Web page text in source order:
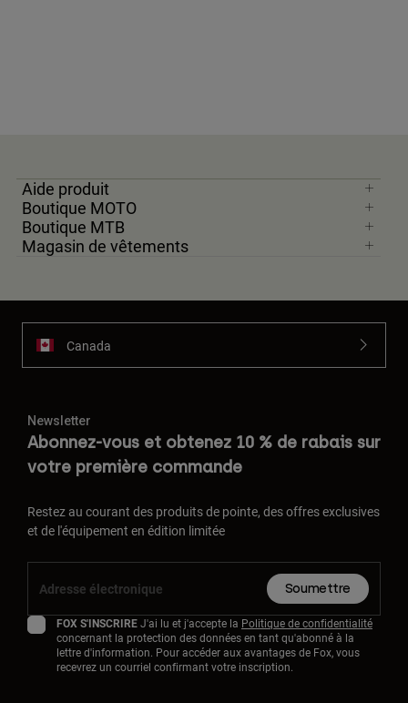
Aide produit
Boutique MOTO
Boutique MTB
Magasin de vêtements
Canada
Newsletter
Abonnez-vous et obtenez 10 % de rabais sur
votre première commande
Restez au courant des produits de pointe, des offres exclusives
et de l'équipement en édition limitée
Soumettre
FOX S'INSCRIREJ'ai lu et j'accepte la Politique de confidentialité
concernant la protection des données en tant qu'abonné à la
lettre d'information. Pour accéder aux avantages de Fox, vous
recevrez un courriel confirmant votre inscription.